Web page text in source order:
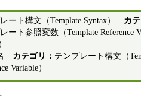
ート構文（Template Syntax） カ
ート参照変数（Template Reference
カテゴリ： テンプレート構文（
Variable）